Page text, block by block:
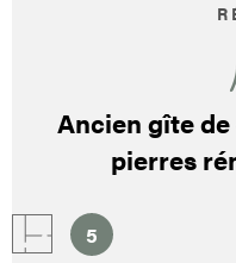
Ancien gîte
pierres
5